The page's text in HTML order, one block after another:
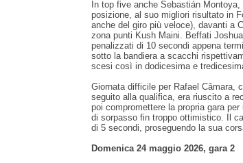
In top five anche Sebastián
posizione, al suo migliori risultato in
anche del giro più veloce), davanti a
zona punti Kush Maini. Beffati
penalizzati di 10 secondi appena
sotto la bandiera a scacchi
scesi così in dodicesima e
Giornata difficile per Rafael Câmara,
seguito alla qualifica, era riuscito a
poi compromettere la propria gara
di sorpasso fin troppo ottimistico. Il
di 5 secondi, proseguendo la sua
Domenica 24 maggio 2026, gara 2